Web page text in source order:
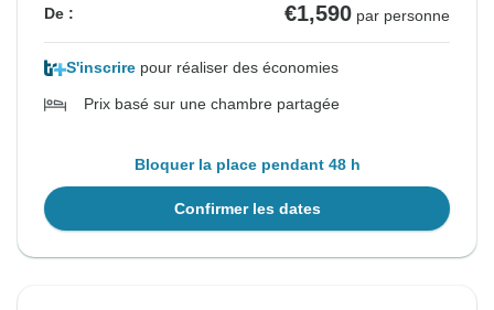
De : €1,590 par personne
S'inscrire pour réaliser des économies
Prix basé sur une chambre partagée
Bloquer la place pendant 48 h
Confirmer les dates